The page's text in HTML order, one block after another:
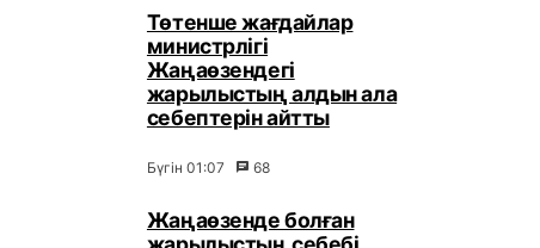
Төтенше жағдайлар
министрлігі
Жаңаөзендегі
жарылыстың алдын ала
себептерін айтты
Бүгін 01:07 68
Жаңаөзенде болған